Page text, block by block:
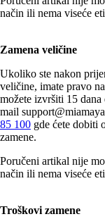
način ili nema viseće
Zamena veličine
Ukoliko ste nakon
veličine, imate pravo
možete izvršiti 15
mail
85 100 gde ćete dobiti
zamene.
Poručeni artikal nije
način ili nema viseće
Troškovi zamene